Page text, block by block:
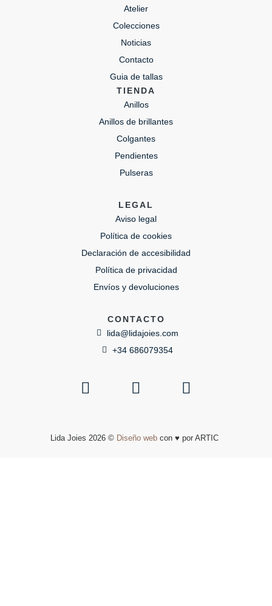
Atelier
Colecciones
Noticias
Contacto
Guia de tallas
TIENDA
Anillos
Anillos de brillantes
Colgantes
Pendientes
Pulseras
LEGAL
Aviso legal
Política de cookies
Declaración de accesibilidad
Política de privacidad
Envíos y devoluciones
CONTACTO
lida@lidajoies.com
+34 686079354
Lida Joies 2026 © Diseño web con ♥️ por ARTIC